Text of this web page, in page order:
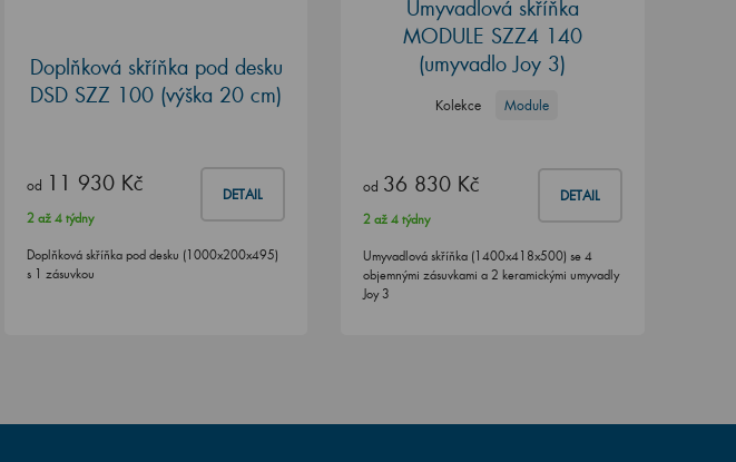
Doplňková skříňka pod desku
DSD SZZ 100 (výška 20 cm)
od 11 930 Kč DETAIL
2 až 4 týdny
Doplňková skříňka pod desku (1000x200x495)
s 1 zásuvkou
Umyvadlová skříňka
MODULE SZZ4 140
(umyvadlo Joy 3)
Kolekce Module
od 36 830 Kč DETAIL
2 až 4 týdny
Umyvadlová skříňka (1400x418x500) se 4
objemnými zásuvkami a 2 keramickými umyvadly
Joy 3